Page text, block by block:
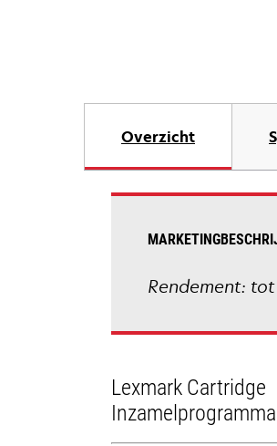
Overzicht
Rendement:
Lexmark Cartridge
Inzamelprogramma